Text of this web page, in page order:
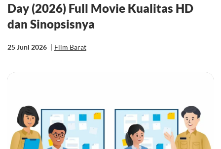
Day (2026) Full Movie Kualitas HD
dan Sinopsisnya
25 Juni 2026 | Film Barat